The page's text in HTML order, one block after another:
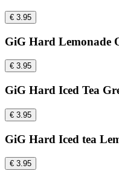
€ 3.95
GiG Hard Lemonade
€ 3.95
GiG Hard Iced Tea
€ 3.95
GiG Hard Iced tea
€ 3.95